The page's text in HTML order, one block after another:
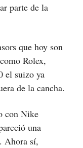
parte de la
que hoy son
Rolex,
el suizo ya
de la cancha.
con Nike
una
Ahora sí,